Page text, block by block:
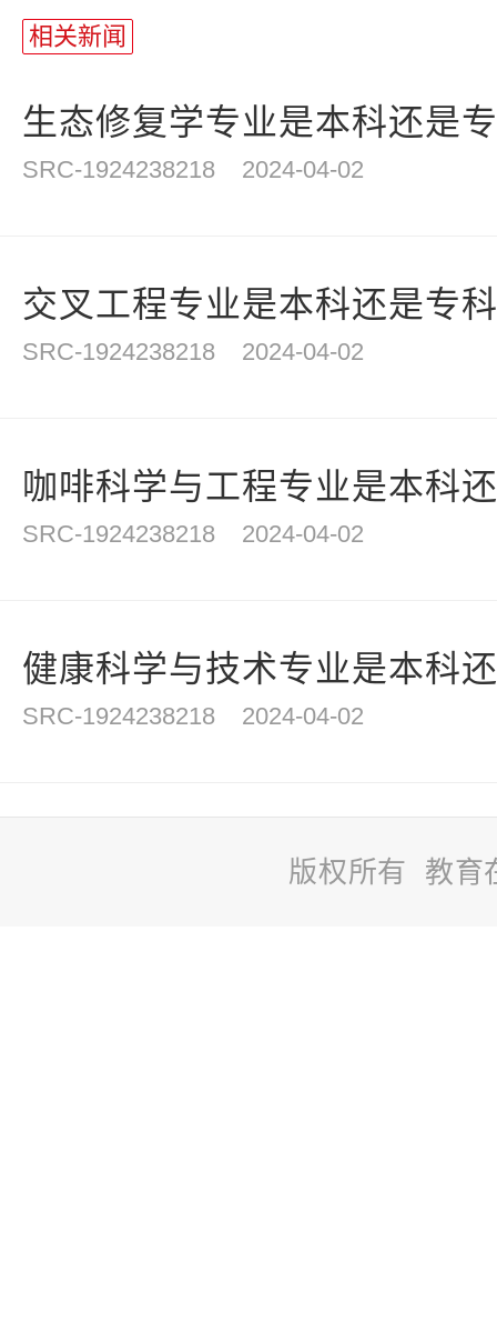
相关新闻
生态修复学专业是本科还是
SRC-1924238218 2024-04-02
交叉工程专业是本科还是专科
SRC-1924238218 2024-04-02
咖啡科学与工程专业是本科
SRC-1924238218 2024-04-02
健康科学与技术专业是本科
SRC-1924238218 2024-04-02
版权所有 教育